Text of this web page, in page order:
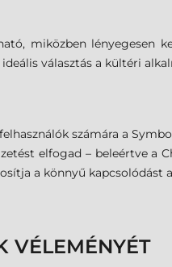
miközben lényegesen
választás a kültéri
számára a
elfogad – beleértve a
a könnyű kapcsolódást
VÉLEMÉNYÉT